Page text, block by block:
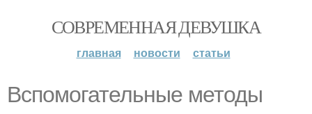
СОВРЕМЕННАЯ ДЕВУШКА
главная новости статьи
Вспомогательные методы